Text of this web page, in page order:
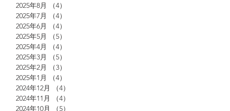
2025年8月
（4）
2025年7月
（4）
2025年6月
（4）
2025年5月
（5）
2025年4月
（4）
2025年3月
（5）
2025年2月
（3）
2025年1月
（4）
2024年12月
（4）
2024年11月
（4）
2024年10月
（5）